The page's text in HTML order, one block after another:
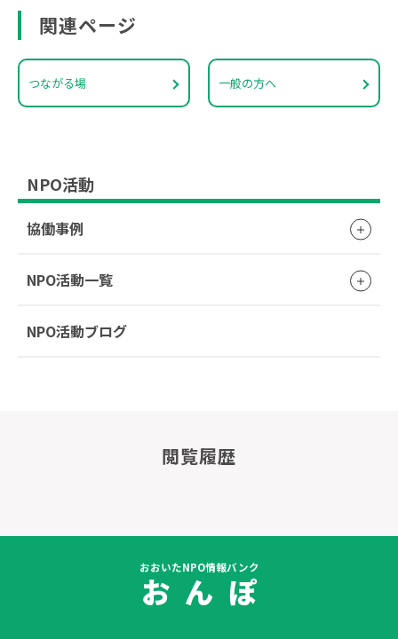
関連ページ
つながる場 一般の方へ
NPO活動
協働事例
NPO活動一覧
NPO活動ブログ
閲覧履歴
おおいたNPO情報バンク
お ん ぽ